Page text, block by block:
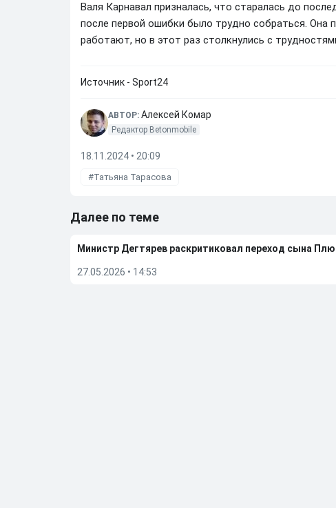
Валя Карнавал призналась, что старалась до
после первой ошибки было трудно собраться. Она
работают, но в этот раз столкнулись с
Источник - Sport24
АВТОР: Алексей Комар
Редактор Betonmobile
18.11.2024 • 20:09
Татьяна Тарасова
Далее по теме
Министр Дегтярев раскритиковал переход сына
27.05.2026 • 14:53